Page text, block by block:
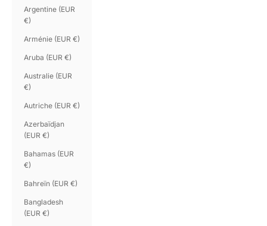
Argentine (EUR
€)
Arménie (EUR €)
Aruba (EUR €)
Australie (EUR
€)
Autriche (EUR €)
Azerbaïdjan
(EUR €)
Bahamas (EUR
€)
Bahreïn (EUR €)
Bangladesh
(EUR €)